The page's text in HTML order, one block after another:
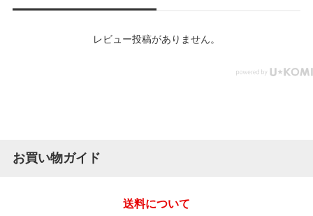
レビュー投稿がありません。
お買い物ガイド
送料について